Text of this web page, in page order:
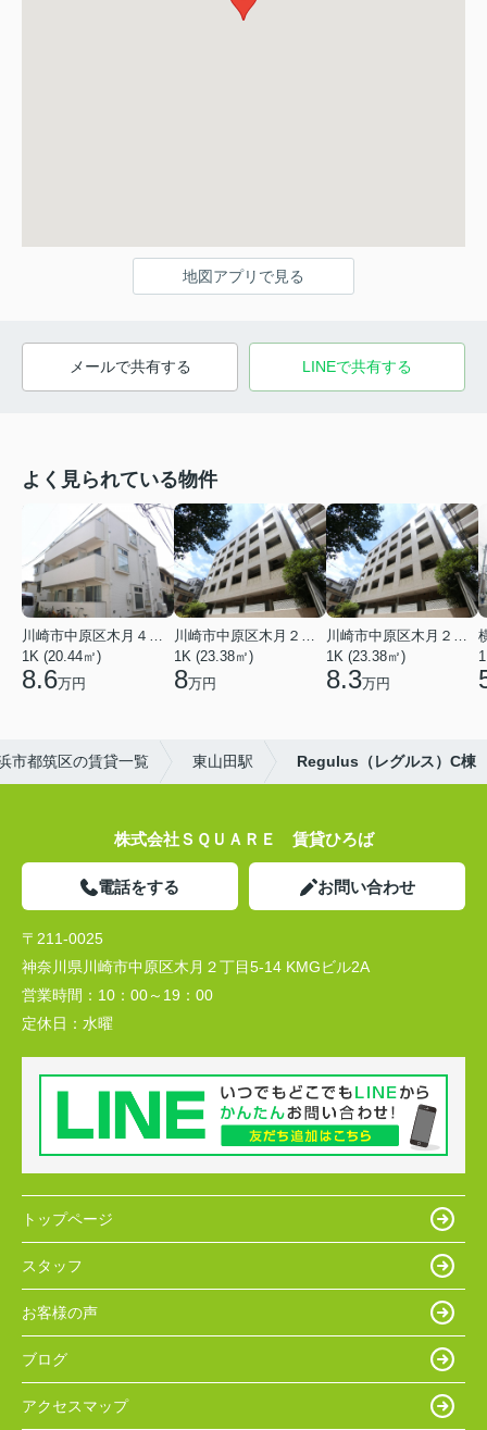
地図アプリで見る
メールで共有する LINEで共有する
よく見られている物件
川崎市中原区木月４丁目
1K (20.44㎡)
8.6万円
川崎市中原区木月２丁目
1K (23.38㎡)
8万円
川崎市中原区木月２丁目
1K (23.38㎡)
8.3万円
市都筑区の賃貸一覧 東山田駅 Regulus（レグルス）C棟
株式会社ＳＱＵＡＲＥ 賃貸ひろば
電話をする お問い合わせ
〒211-0025
神奈川県川崎市中原区木月２丁目5-14 KMGビル2A
営業時間： 10：00～19：00
定休日： 水曜
トップページ
スタッフ
お客様の声
ブログ
アクセスマップ